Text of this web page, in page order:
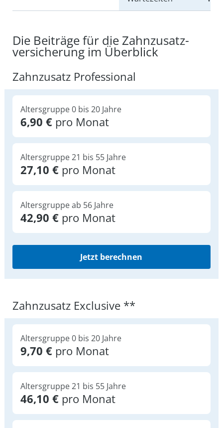
Die Beiträge für die Zahnzusatz­
versicherung im Überblick
Zahnzusatz Professional
Altersgruppe 0 bis 20 Jahre
6,90 €pro Monat
Altersgruppe 21 bis 55 Jahre
27,10 €pro Monat
Altersgruppe ab 56 Jahre
42,90 €pro Monat
Jetzt berechnen
Zahnzusatz Exclusive **
Altersgruppe 0 bis 20 Jahre
9,70 €pro Monat
Altersgruppe 21 bis 55 Jahre
46,10 €pro Monat